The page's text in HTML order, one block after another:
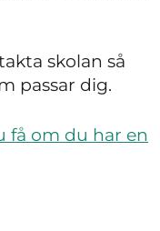
skolan så
passar dig.
få om du har en